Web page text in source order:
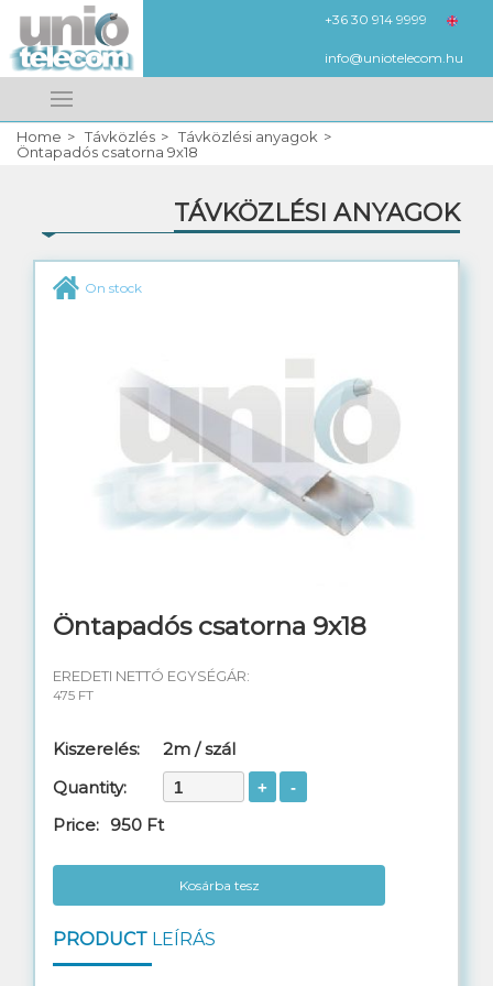
+36 30 914 9999
HUN
info@uniotelecom.hu
Your shopping cart
SIGN IN
Home Távközlés
Távközlési anyagok
Öntapadós csatorna 9x18
TÁVKÖZLÉSI ANYAGOK
QV réz földkábel
QL réz légkábel
QVR réz páncél kábel
Telefon kábel
Rendezőhuzal
Távközlési anyagok
Műszerek, szerszámok
Szekrények, dobozok
Szerelt patch kábelek
Mobiltorony kábel
On stock
Öntapadós csatorna 9x18
EREDETI NETTÓ EGYSÉGÁR:
475 FT
Kiszerelés:
2m / szál
Quantity:
Price: 950 Ft
Kosárba tesz
PRODUCT LEÍRÁS